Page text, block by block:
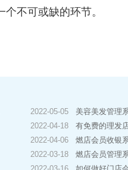
不可或缺的环节。
2022-05-05
美容美发管理
2022-04-18
有免费的理发
2022-04-06
燃店会员收银
2022-03-18
燃店会员管理